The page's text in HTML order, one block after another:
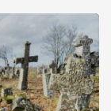
стер […]